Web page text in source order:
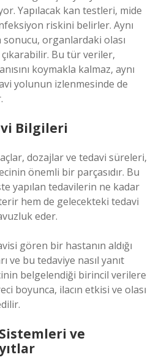
Yapılacak kan testleri, mide
riskini belirler. Aynı
organlardaki olası
Bu tür veriler,
koymakla kalmaz, aynı
yolunun izlenmesinde de
Bilgileri
dozajlar ve tedavi süreleri,
önemli bir parçasıdır. Bu
yapılan tedavilerin ne kadar
hem de gelecekteki tedavi
eder.
gören bir hastanın aldığı
ve bu tedaviye nasıl yanıt
belgelendiği birincil verilere
boyunca, ilacın etkisi ve olası
ve